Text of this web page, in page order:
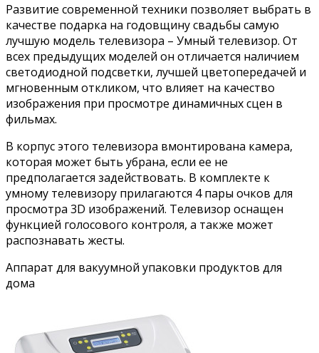
Развитие современной техники позволяет выбрать в
качестве подарка на годовщину свадьбы самую
лучшую модель телевизора – Умный телевизор. От
всех предыдущих моделей он отличается наличием
светодиодной подсветки, лучшей цветопередачей и
мгновенным откликом, что влияет на качество
изображения при просмотре динамичных сцен в
фильмах.
В корпус этого телевизора вмонтирована камера,
которая может быть убрана, если ее не
предполагается задействовать. В комплекте к
умному телевизору прилагаются 4 пары очков для
просмотра 3D изображений. Телевизор оснащен
функцией голосового контроля, а также может
распознавать жесты.
Аппарат для вакуумной упаковки продуктов для
дома